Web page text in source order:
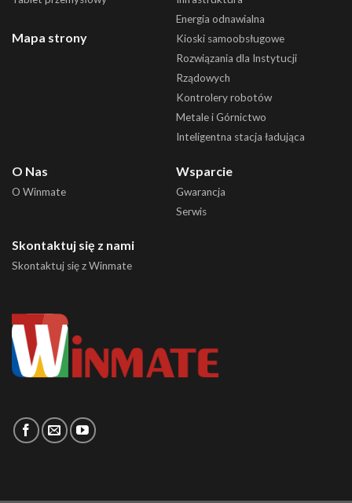
Mapa strony
Energia odnawialna
Kioski samoobsługowe
Rozwiązania dla Instytucji
Rządowych
Kontrolery robotów
Metale i Górnictwo
Inteligentna stacja ładująca
O Nas
O Winmate
Wsparcie
Gwarancja
Serwis
Skontaktuj się z nami
Skontaktuj się z Winmate